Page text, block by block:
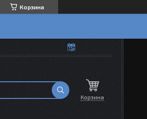
Корзина
Корзина